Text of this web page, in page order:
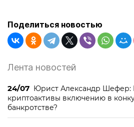
Поделиться новостью
Лента новостей
24/07 Юрист Александр Шефер:
криптоактивы включению в
банкротстве?